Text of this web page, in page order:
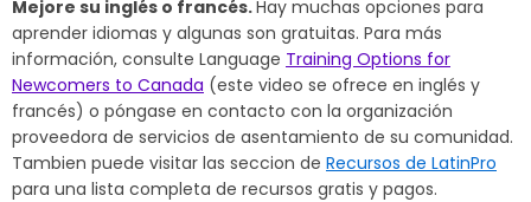
Mejore su inglés o francés.Hay muchas opciones para
aprender idiomas y algunas son gratuitas. Para más
información, consulte Language Training Options for
Newcomers to Canada (este video se ofrece en inglés y
francés) o póngase en contacto con la organización
proveedora de servicios de asentamiento de su comunidad.
Tambien puede visitar las seccion de Recursos de LatinPro
para una lista completa de recursos gratis y pagos.